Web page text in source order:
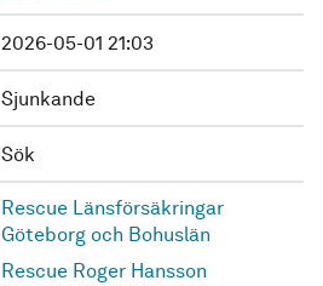
2026-05-01 21:03
Sjunkande
Sök
Rescue Länsförsäkringar
Göteborg och Bohuslän
Rescue Roger Hansson